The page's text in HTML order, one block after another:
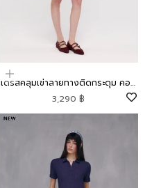
เลือกตัวเลือก
เดรสคลุมเข่าลายทางติดกระดุม คอล
เลกชัน Mild Moment
ราคาโปรโมชัน
3,290 ฿